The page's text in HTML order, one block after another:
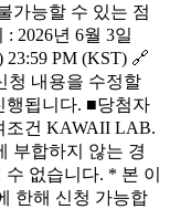
가능할 수 있는 점
2026년 6월 3일
23:59 PM (KST) 🔗
청 내용을 수정할
행됩니다. ■당첨자
조건 KAWAII LAB.
부합하지 않는 경
없습니다. * 본 이
한해 신청 가능합